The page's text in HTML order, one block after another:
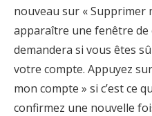
nouveau sur « Supprimer
apparaître une fenêtre
demandera si vous êtes
votre compte. Appuyez
mon compte » si c’est ce
confirmez une nouvelle